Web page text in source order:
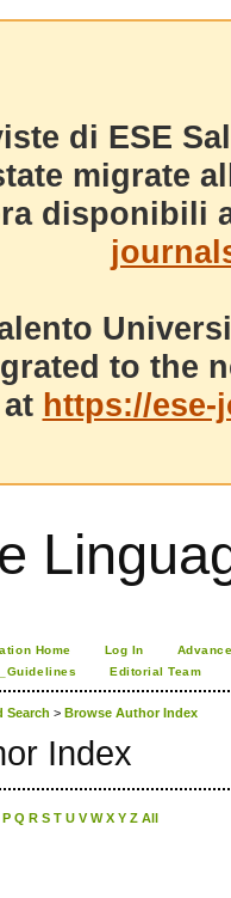
di ESE
migrate
disponibili
to the
at https://
Home Log In
Editorial Team
Search > Browse Author Index
Index
P Q R S T U V W X Y Z All